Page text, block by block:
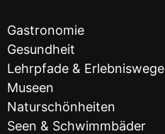
Gastronomie
Gesundheit
Lehrpfade & Erlebniswege
Museen
Naturschönheiten
Seen & Schwimmbäder